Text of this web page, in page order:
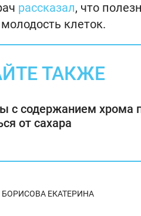
рассказал, что
клеток.
ТАКЖЕ
с содержанием хрома
от сахара
БОРИСОВА ЕКАТЕРИНА